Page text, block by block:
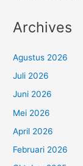
Archives
Agustus 2026
Juli 2026
Juni 2026
Mei 2026
April 2026
Februari 2026